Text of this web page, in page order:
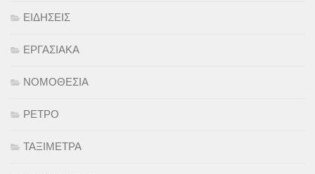
ΕΙΔΗΣΕΙΣ
ΕΡΓΑΣΙΑΚΑ
ΝΟΜΟΘΕΣΙΑ
ΡΕΤΡΟ
ΤΑΞΙΜΕΤΡΑ